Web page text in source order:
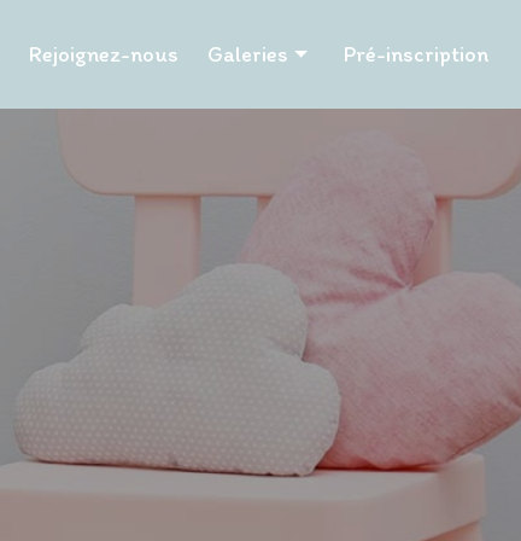
Rejoignez-nous Galeries
Les P'tits Papangues
Les P'tits Papillons
Les Petits Pinpins
Pré-inscription